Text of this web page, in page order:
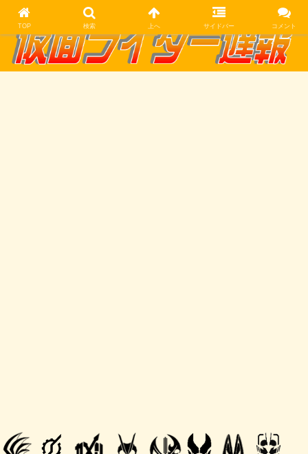
TOP 検索 上へ サイドバー コメント